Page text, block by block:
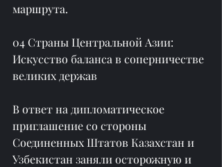
маршрута.
04 Страны Центральной Азии:
Искусство баланса в соперничестве
великих держав
В ответ на дипломатическое
приглашение со стороны
Соединенных Штатов Казахстан и
Узбекистан заняли осторожную и